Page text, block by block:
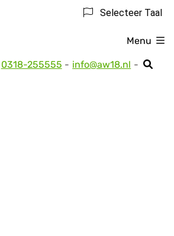
Selecteer Taal
Tel:
0318-255555 info@aw18.nl
Menu